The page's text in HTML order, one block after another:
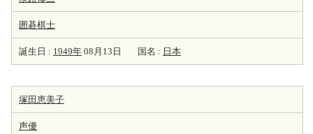
囲碁棋士
誕生日 : 1949年 08月13日 国名 : 日本
塚田恵美子
声優